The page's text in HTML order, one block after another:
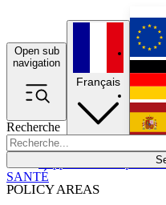
Open sub
navigation
Recherche
POLICY AREAS
Français
SANTÉ